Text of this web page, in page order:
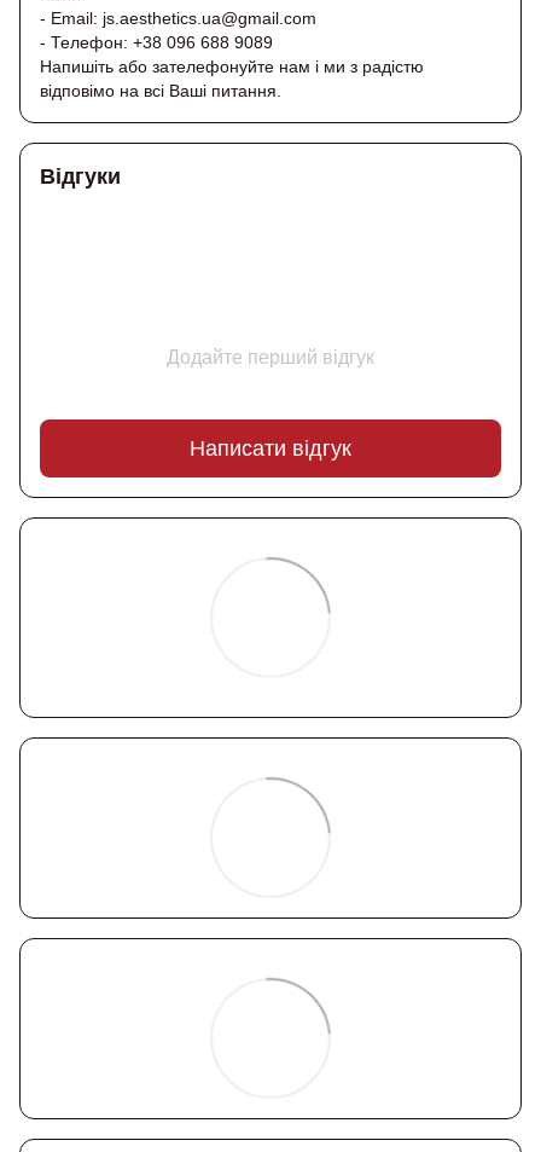
- Email: js.aesthetics.ua@gmail.com
- Телефон: +38 096 688 9089
Напишіть або зателефонуйте нам і ми з радістю
відповімо на всі Ваші питання.
Відгуки
Додайте перший відгук
Написати відгук